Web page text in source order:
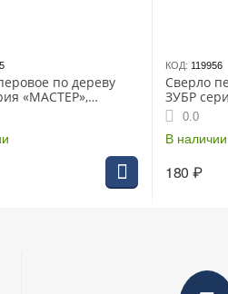
по дереву
«МАСТЕР»,
HEX 1/4", (29505-16)
КОД: 119956
Сверло
ЗУБР
18x152мм,
0.0
В наличии
180 ₽